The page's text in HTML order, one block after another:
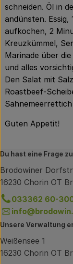
schneiden. Öl in
andünsten. Essig,
aufkochen, 2
Kreuzkümmel,
Marinade über
und alles
Den Salat mit
Roastbeef-
Guten Appetit!
Du hast eine Frage
Brodowiner
16230 Chorin OT
033362 60-
Unsere Verwaltung
Weißensee 1
16230 Chorin OT